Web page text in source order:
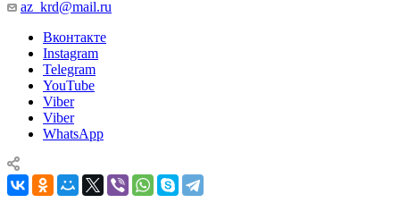
az_krd@mail.ru
Вконтакте
Instagram
Telegram
YouTube
Viber
Viber
WhatsApp